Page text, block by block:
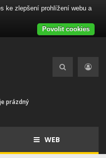
prázdný
WEB
ke zlepšení prohlížení webu a
Povolit cookies